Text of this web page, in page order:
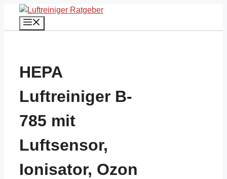
springen
HEPA
Luftreiniger B-
785 mit
Luftsensor,
Ionisator, Ozon